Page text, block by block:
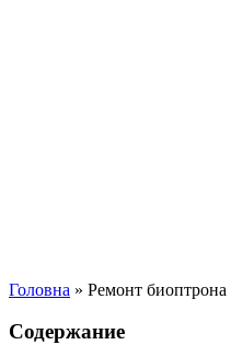
Головна » Ремонт
Содержание